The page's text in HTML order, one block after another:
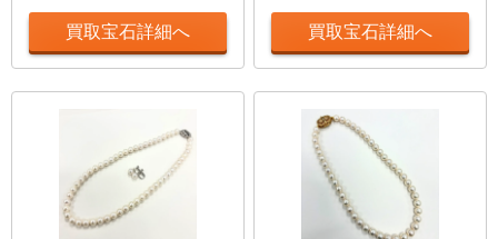
買取宝石詳細へ 買取宝石詳細へ